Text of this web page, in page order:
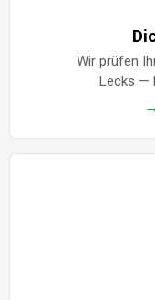
Wir prüfen
Lecks —